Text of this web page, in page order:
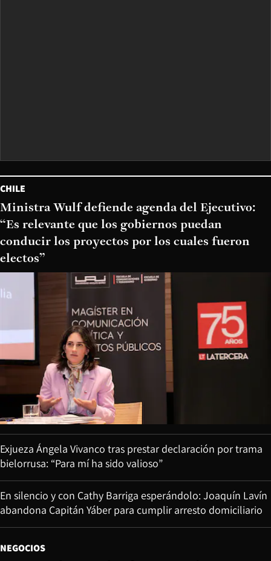
CHILE
Ministra Wulf defiende agenda del Ejecutivo:
“Es relevante que los gobiernos puedan
conducir los proyectos por los cuales fueron
electos”
Exjueza Ángela Vivanco tras prestar declaración por trama
bielorrusa: “Para mí ha sido valioso”
En silencio y con Cathy Barriga esperándolo: Joaquín Lavín
abandona Capitán Yáber para cumplir arresto domiciliario
NEGOCIOS